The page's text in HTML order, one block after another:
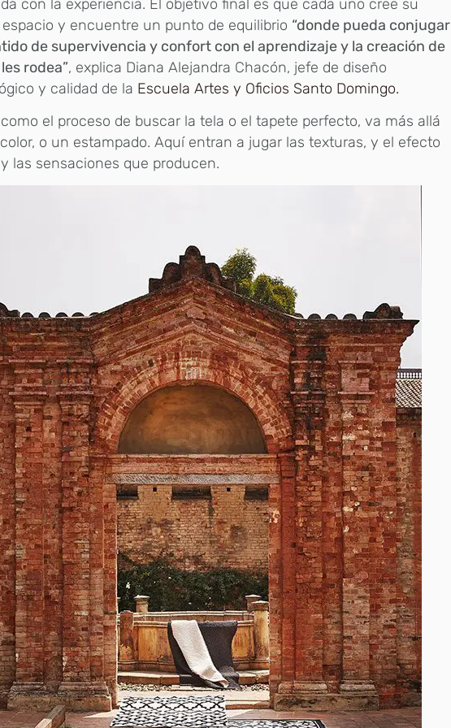
con la experiencia. El objetivo final es que cada uno cree su
y encuentre un punto de equilibrio “donde pueda conjugar
de supervivencia y confort con el aprendizaje y la creación de
rodea”, explica Diana Alejandra Chacón, jefe de diseño
y calidad de la Escuela Artes y Oficios Santo Domingo.
el proceso de buscar la tela o el tapete perfecto, va más allá
o un estampado. Aquí entran a jugar las texturas, y el efecto
las sensaciones que producen.